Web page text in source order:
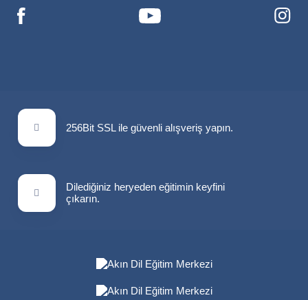
256Bit SSL ile güvenli alışveriş yapın.
Dilediğiniz heryeden eğitimin keyfini
çıkarın.